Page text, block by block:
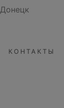
КОНТАКТЫ